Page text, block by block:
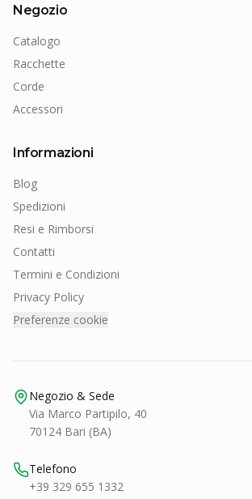
Negozio
Catalogo
Racchette
Corde
Accessori
Informazioni
Blog
Spedizioni
Resi e Rimborsi
Contatti
Termini e Condizioni
Privacy Policy
Preferenze cookie
Negozio & Sede
Via Marco Partipilo, 40
70124 Bari (BA)
Telefono
+39 329 655 1332